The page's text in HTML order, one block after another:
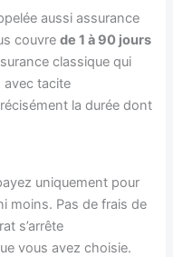
aussi assurance
couvrede 1 à 90 jours
classique qui
avec tacite
la durée dont
uniquement pour
moins. Pas de frais de
s’arrête
vous avez choisie.